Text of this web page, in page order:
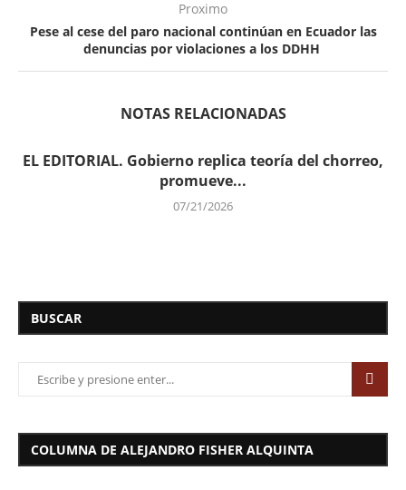
Proximo
Pese al cese del paro nacional continúan en Ecuador las
denuncias por violaciones a los DDHH
NOTAS RELACIONADAS
EL EDITORIAL. Gobierno replica teoría del chorreo,
promueve...
07/21/2026
BUSCAR
COLUMNA DE ALEJANDRO FISHER ALQUINTA